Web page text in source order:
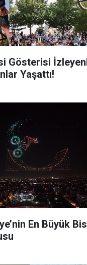
Gösterisi
Yaşattı!
En Büyük